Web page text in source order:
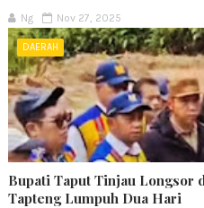
Ng Nov 27, 2025
DAERAH
Bupati Taput Tinjau Longsor
Tapteng Lumpuh Dua Hari